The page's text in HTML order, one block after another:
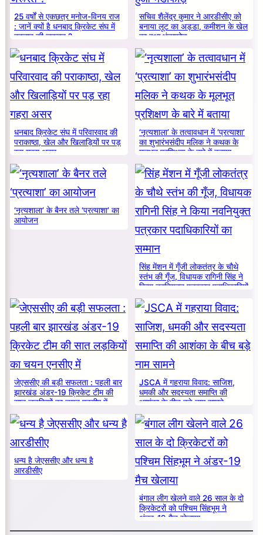
25 वर्षों से एकछत्र मनोज-विनय राज
: जानें क्यों है धनबाद क्रिकेट संघ में
बदलाव की जरूरत ?
सचिव शैलेंद्र कुमार ने आरडीसीए को
बनाया लूट का अड्डा, कमीशन के खेल
का हुआ भंडाफोड़
धनबाद क्रिकेट संघ में परिवारवाद की
पराकाष्ठा, खेल और खिलाड़ियों पर पड़
रहा गहरा असर
‘नृत्यशाला’ के तत्वावधान में ‘प्रत्याशा’
का शुभारंभसंदीप मलिक ने कथक के
मूलभूत प्रशिक्षण के बारे में बताया
‘नृत्यशाला’ के बैनर तले ‘प्रत्याशा’ का
आयोजन
सिंह मेंशन में गूँजी लोकतंत्र के चौथे
स्तंभ की गूँज, विधायक रागिनी सिंह ने
किया नवनियुक्त पत्रकार पदाधिकारियों
का सम्मान
जेएससीए की बड़ी सफलता : पहली बार
झारखंड अंडर-19 क्रिकेट टीम की
सात लड़कियों का चयन एनसीए में
JSCA में गहराया विवाद: साजिश,
धमकी और सदस्यता समाप्ति की
आशंका के बीच बड़े नाम सामने
धन्य है जेएससीए और धन्य है
आरडीसीए
बंगाल लीग खेलने वाले 26 साल के दो
क्रिकेटरों को पश्चिम सिंहभूम ने
अंडर-19 मैच खेलाया